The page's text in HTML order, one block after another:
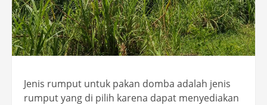
Jenis rumput untuk pakan domba adalah jenis
rumput yang di pilih karena dapat menyediakan